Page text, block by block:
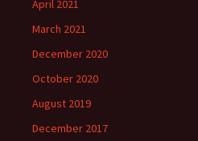
April 2021
March 2021
December 2020
October 2020
August 2019
December 2017